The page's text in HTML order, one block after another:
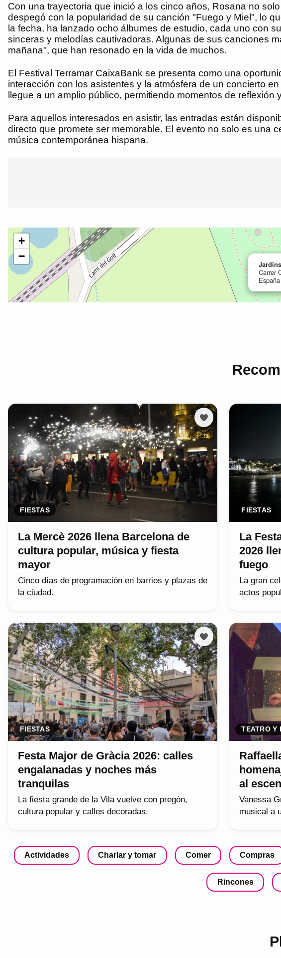
Con una trayectoria que inició a los cinco años, Rosana no
despegó con la popularidad de su canción "Fuego y Miel", lo
la fecha, ha lanzado ocho álbumes de estudio, cada uno con
sinceras y melodías cautivadoras. Algunas de sus canciones
mañana", que han resonado en la vida de muchos.
El Festival Terramar CaixaBank se presenta como una
interacción con los asistentes y la atmósfera de un concierto
llegue a un amplio público, permitiendo momentos de
Para aquellos interesados en asistir, las entradas están
directo que promete ser memorable. El evento no solo es una
música contemporánea hispana.
FIESTAS
La Mercè 2026 llena Barcelona de
cultura popular, música y fiesta
mayor
Cinco días de programación en barrios y plazas de
la ciudad.
FIESTAS
La
2026
fuego
La gran
actos
FIESTAS
Festa Major de Gràcia 2026: calles
engalanadas y noches más
tranquilas
La fiesta grande de la Vila vuelve con pregón,
cultura popular y calles decoradas.
TEATRO Y
al
Vanessa
musical a
Actividades Charlar y tomar Comer Compras
Rincones